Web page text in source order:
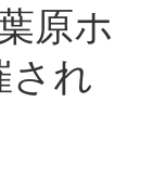
原ホ
され